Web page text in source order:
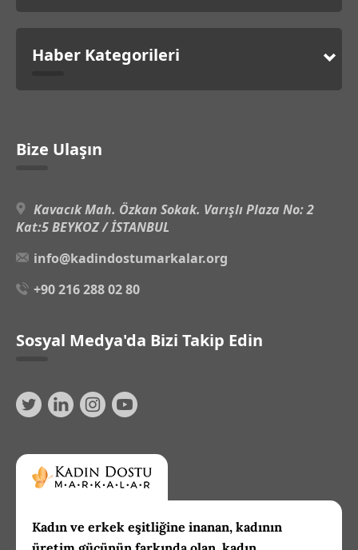
Haber Kategorileri
Bize Ulaşın
Kavacık Mah. Özkan Sokak. Varışlı Plaza No: 2
Kat:5 BEYKOZ / İSTANBUL
info@kadindostumarkalar.org
+90 216 288 02 80
Sosyal Medya'da Bizi Takip Edin
Kadın ve erkek eşitliğine inanan, kadının